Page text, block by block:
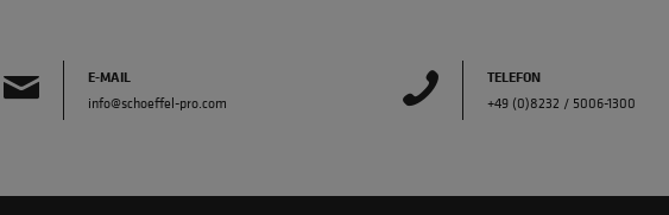
E-MAIL
info@schoeffel-pro.com
TELEFON
+49 (0)8232 / 5006-1300